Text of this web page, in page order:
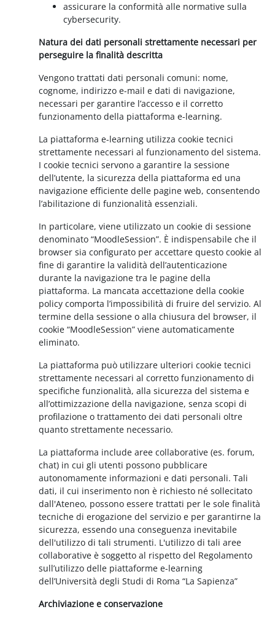
assicurare la conformità alle normative sulla
cybersecurity.
Natura dei dati personali strettamente necessari per
perseguire la finalità descritta
Vengono trattati dati personali comuni: nome,
cognome, indirizzo e-mail e dati di navigazione,
necessari per garantire l’accesso e il corretto
funzionamento della piattaforma e-learning.
La piattaforma e-learning utilizza cookie tecnici
strettamente necessari al funzionamento del sistema.
I cookie tecnici servono a garantire la sessione
dell’utente, la sicurezza della piattaforma ed una
navigazione efficiente delle pagine web, consentendo
l’abilitazione di funzionalità essenziali.
In particolare, viene utilizzato un cookie di sessione
denominato “MoodleSession”. È indispensabile che il
browser sia configurato per accettare questo cookie al
fine di garantire la validità dell’autenticazione
durante la navigazione tra le pagine della
piattaforma. La mancata accettazione della cookie
policy comporta l’impossibilità di fruire del servizio. Al
termine della sessione o alla chiusura del browser, il
cookie “MoodleSession” viene automaticamente
eliminato.
La piattaforma può utilizzare ulteriori cookie tecnici
strettamente necessari al corretto funzionamento di
specifiche funzionalità, alla sicurezza del sistema e
all’ottimizzazione della navigazione, senza scopi di
profilazione o trattamento dei dati personali oltre
quanto strettamente necessario.
La piattaforma include aree collaborative (es. forum,
chat) in cui gli utenti possono pubblicare
autonomamente informazioni e dati personali. Tali
dati, il cui inserimento non è richiesto né sollecitato
dall'Ateneo, possono essere trattati per le sole finalità
tecniche di erogazione del servizio e per garantirne la
sicurezza, essendo una conseguenza inevitabile
dell'utilizzo di tali strumenti. L'utilizzo di tali aree
collaborative è soggetto al rispetto del Regolamento
sull’utilizzo delle piattaforme e-learning
dell’Università degli Studi di Roma “La Sapienza”
Archiviazione e conservazione